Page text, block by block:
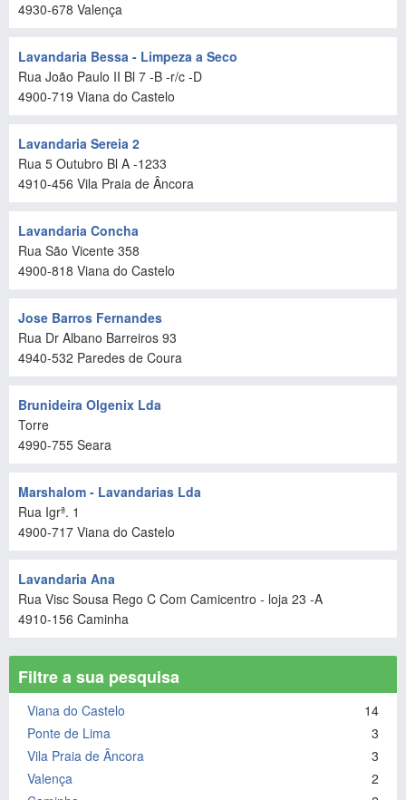
4930-678 Valença
Lavandaria Bessa - Limpeza a Seco
Rua João Paulo II Bl 7 -B -r/c -D
4900-719 Viana do Castelo
Lavandaria Sereia 2
Rua 5 Outubro Bl A -1233
4910-456 Vila Praia de Âncora
Lavandaria Concha
Rua São Vicente 358
4900-818 Viana do Castelo
Jose Barros Fernandes
Rua Dr Albano Barreiros 93
4940-532 Paredes de Coura
Brunideira Olgenix Lda
Torre
4990-755 Seara
Marshalom - Lavandarias Lda
Rua Igrª. 1
4900-717 Viana do Castelo
Lavandaria Ana
Rua Visc Sousa Rego C Com Camicentro - loja 23 -A
4910-156 Caminha
Filtre a sua pesquisa
Viana do Castelo
14
Ponte de Lima
3
Vila Praia de Âncora
3
Valença
2